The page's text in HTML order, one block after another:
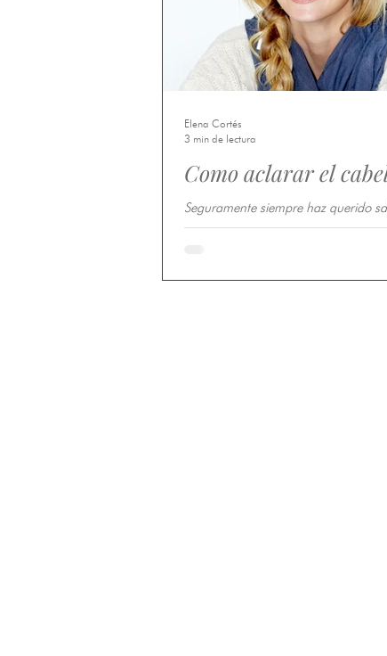
Como aclarar el
Seguramente siempre haz querido
el cabello con manzanilla u otros
Elena Cortés
3 min de lectura